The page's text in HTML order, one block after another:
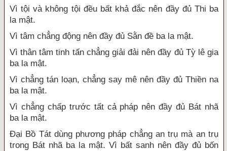
Vì tội và không tội đều bất khả đắc nên đầy đủ Thi ba
la mật.
Vì tâm chẳng động nên đầy đủ Sằn đề ba la mật.
Vì thân tâm tinh tấn chẳng giải đải nên đầy đủ Tỳ lê gia
ba la mật.
Vì chẳng tán loạn, chẳng say mê nên đầy đủ Thiền na
ba la mật.
Vì chẳng chấp trước tất cả pháp nên đầy đủ Bát nhã
ba la mật.
Đại Bồ Tát dùng phương pháp chẳng an trụ mà an trụ
trong Bát nhã ba la mật. Vì bất sanh nên đầy đủ bốn